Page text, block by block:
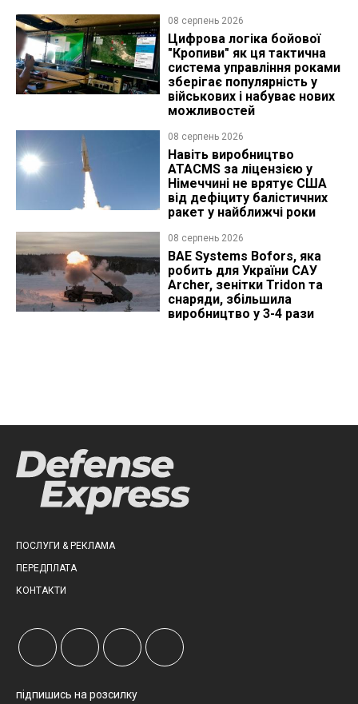
08 серпень 2026
Цифрова логіка бойової
"Кропиви" як ця тактична
система управління роками
зберігає популярність у
військових і набуває нових
можливостей
08 серпень 2026
Навіть виробництво
ATACMS за ліцензією у
Німеччині не врятує США
від дефіциту балістичних
ракет у найближчі роки
08 серпень 2026
BAE Systems Bofors, яка
робить для України САУ
Archer, зенітки Tridon та
снаряди, збільшила
виробництво у 3-4 рази
ПОСЛУГИ & РЕКЛАМА
ПЕРЕДПЛАТА
КОНТАКТИ
підпишись на розсилку